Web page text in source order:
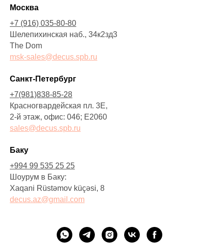
Москва
+7 (916) 035-80-80
Шелепихинская наб., 34к2зд3
The Dom
msk-sales@decus.spb.ru
Санкт-Петербург
+7(981)838-85-28
Красногвардейская пл. 3Е,
2-й этаж, офис: 046; E2060
sales@decus.spb.ru
Баку
+994 99 535 25 25
Шоурум в Баку:
Xaqani Rüstəmov küçəsi, 8
decus.az@gmail.com